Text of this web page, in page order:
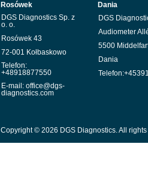
Rosówek
DGS Diagnostics Sp. z
o. o.
Rosówek 43
72-001 Kołbaskowo
Telefon:
+48918877550
E-mail: office@dgs-
diagnostics.com
Dania
DGS
Audiometer
5500
Dania
Copyright © 2026 DGS Diagnostics. All